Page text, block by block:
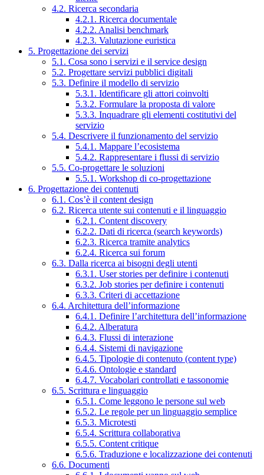
4.2. Ricerca secondaria
4.2.1. Ricerca documentale
4.2.2. Analisi benchmark
4.2.3. Valutazione euristica
5. Progettazione dei servizi
5.1. Cosa sono i servizi e il service design
5.2. Progettare servizi pubblici digitali
5.3. Definire il modello di servizio
5.3.1. Identificare gli attori coinvolti
5.3.2. Formulare la proposta di valore
5.3.3. Inquadrare gli elementi costitutivi del
servizio
5.4. Descrivere il funzionamento del servizio
5.4.1. Mappare l’ecosistema
5.4.2. Rappresentare i flussi di servizio
5.5. Co-progettare le soluzioni
5.5.1. Workshop di co-progettazione
6. Progettazione dei contenuti
6.1. Cos’è il content design
6.2. Ricerca utente sui contenuti e il linguaggio
6.2.1. Content discovery
6.2.2. Dati di ricerca (search keywords)
6.2.3. Ricerca tramite analytics
6.2.4. Ricerca sui forum
6.3. Dalla ricerca ai bisogni degli utenti
6.3.1. User stories per definire i contenuti
6.3.2. Job stories per definire i contenuti
6.3.3. Criteri di accettazione
6.4. Architettura dell’informazione
6.4.1. Definire l’architettura dell’informazione
6.4.2. Alberatura
6.4.3. Flussi di interazione
6.4.4. Sistemi di navigazione
6.4.5. Tipologie di contenuto (content type)
6.4.6. Ontologie e standard
6.4.7. Vocabolari controllati e tassonomie
6.5. Scrittura e linguaggio
6.5.1. Come leggono le persone sul web
6.5.2. Le regole per un linguaggio semplice
6.5.3. Microtesti
6.5.4. Scrittura collaborativa
6.5.5. Content critique
6.5.6. Traduzione e localizzazione dei contenuti
6.6. Documenti